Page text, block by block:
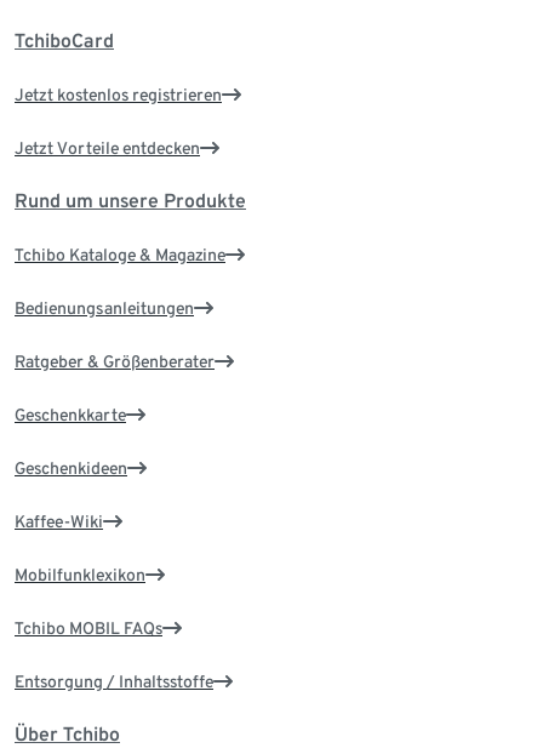
TchiboCard
Jetzt kostenlos registrieren
Jetzt Vorteile entdecken
Rund um unsere Produkte
Tchibo Kataloge & Magazine
Bedienungsanleitungen
Ratgeber & Größenberater
Geschenkkarte
Geschenkideen
Kaffee-Wiki
Mobilfunklexikon
Tchibo MOBIL FAQs
Entsorgung / Inhaltsstoffe
Über Tchibo